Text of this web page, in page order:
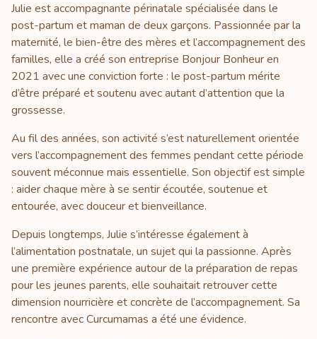
Julie est accompagnante périnatale spécialisée dans le
post-partum et maman de deux garçons. Passionnée par la
maternité, le bien-être des mères et l’accompagnement des
familles, elle a créé son entreprise Bonjour Bonheur en
2021 avec une conviction forte : le post-partum mérite
d’être préparé et soutenu avec autant d’attention que la
grossesse.
Au fil des années, son activité s’est naturellement orientée
vers l’accompagnement des femmes pendant cette période
souvent méconnue mais essentielle. Son objectif est simple
: aider chaque mère à se sentir écoutée, soutenue et
entourée, avec douceur et bienveillance.
Depuis longtemps, Julie s’intéresse également à
l’alimentation postnatale, un sujet qui la passionne. Après
une première expérience autour de la préparation de repas
pour les jeunes parents, elle souhaitait retrouver cette
dimension nourricière et concrète de l’accompagnement. Sa
rencontre avec Curcumamas a été une évidence.